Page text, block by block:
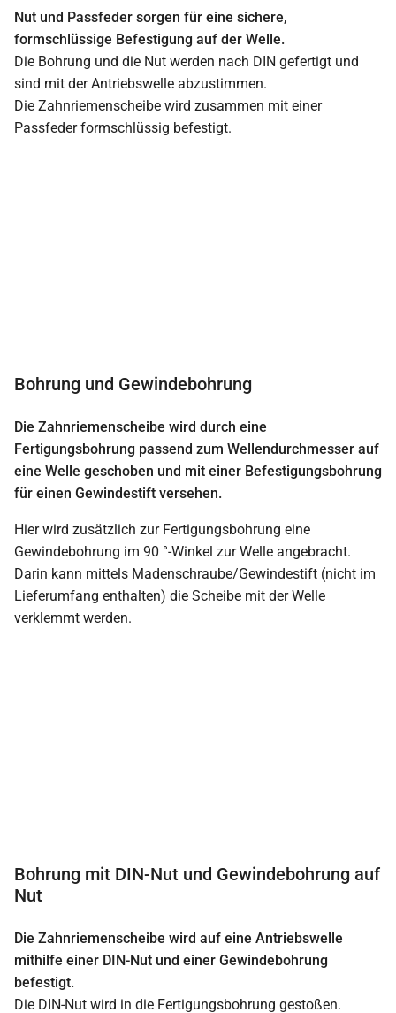
Nut und Passfeder sorgen für eine sichere,
formschlüssige Befestigung auf der Welle.
Die Bohrung und die Nut werden nach DIN gefertigt und
sind mit der Antriebswelle abzustimmen.
Die Zahnriemenscheibe wird zusammen mit einer
Passfeder formschlüssig befestigt.
Bohrung und Gewindebohrung
Die Zahnriemenscheibe wird durch eine
Fertigungsbohrung passend zum Wellendurchmesser auf
eine Welle geschoben und mit einer Befestigungsbohrung
für einen Gewindestift versehen.
Hier wird zusätzlich zur Fertigungsbohrung eine
Gewindebohrung im 90 °-Winkel zur Welle angebracht.
Darin kann mittels Madenschraube/Gewindestift (nicht im
Lieferumfang enthalten) die Scheibe mit der Welle
verklemmt werden.
Bohrung mit DIN-Nut und Gewindebohrung auf
Nut
Die Zahnriemenscheibe wird auf eine Antriebswelle
mithilfe einer DIN-Nut und einer Gewindebohrung
befestigt.
Die DIN-Nut wird in die Fertigungsbohrung gestoßen.